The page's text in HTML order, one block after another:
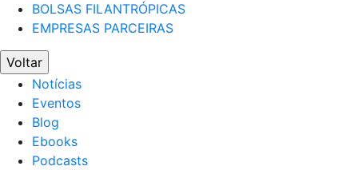
BOLSAS FILANTRÓPICAS
EMPRESAS PARCEIRAS
Voltar
Notícias
Eventos
Blog
Ebooks
Podcasts